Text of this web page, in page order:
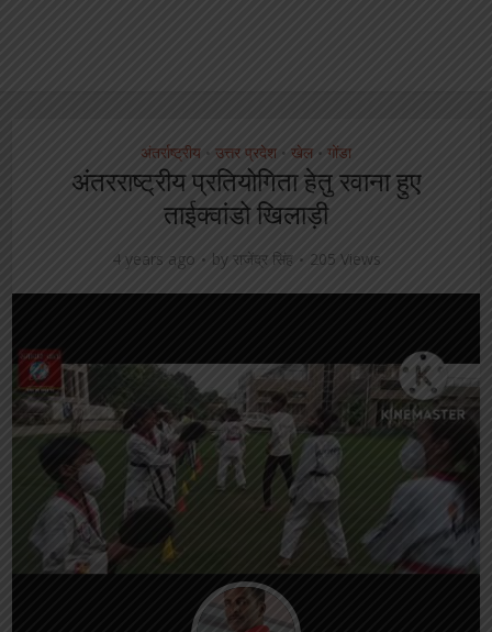
अंतर्राष्ट्रीय उत्तर प्रदेश • खेल • गोंडा
अंतरराष्ट्रीय प्रतियोगिता हेतु रवाना हुए
ताईक्वांडो खिलाड़ी
4 years ago by राजेंद्र सिंह 205 Views